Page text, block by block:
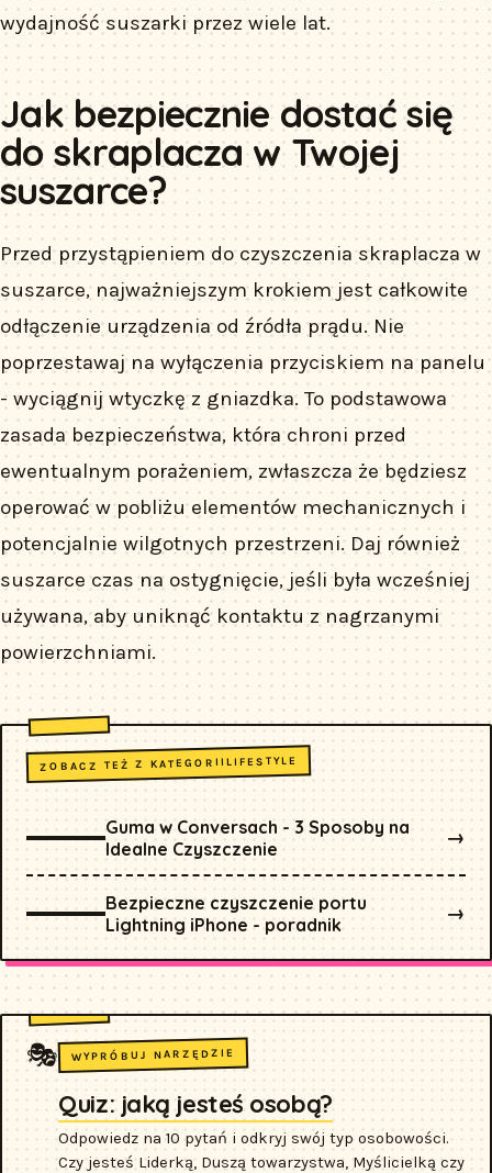
wydajność suszarki przez wiele lat.
Jak bezpiecznie dostać się
do skraplacza w Twojej
suszarce?
Przed przystąpieniem do czyszczenia skraplacza w
suszarce, najważniejszym krokiem jest całkowite
odłączenie urządzenia od źródła prądu. Nie
poprzestawaj na wyłączenia przyciskiem na panelu
- wyciągnij wtyczkę z gniazdka. To podstawowa
zasada bezpieczeństwa, która chroni przed
ewentualnym porażeniem, zwłaszcza że będziesz
operować w pobliżu elementów mechanicznych i
potencjalnie wilgotnych przestrzeni. Daj również
suszarce czas na ostygnięcie, jeśli była wcześniej
używana, aby uniknąć kontaktu z nagrzanymi
powierzchniami.
ZOBACZ TEŻ Z KATEGORIILIFESTYLE
Guma w Conversach - 3 Sposoby na
Idealne Czyszczenie
→
Bezpieczne czyszczenie portu
Lightning iPhone - poradnik
→
🎭 WYPRÓBUJ NARZĘDZIE
Quiz: jaką jesteś osobą?
Odpowiedz na 10 pytań i odkryj swój typ osobowości.
Czy jesteś Liderką, Duszą towarzystwa, Myślicielką czy